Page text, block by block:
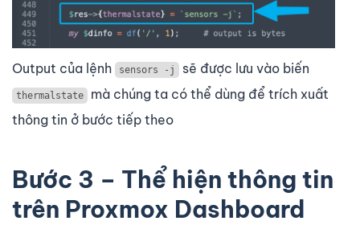
Output của lệnh sensors -j sẽ được lưu vào biến
thermalstate
mà chúng ta có thể dùng để trích xuất
thông tin ở bước tiếp theo
Bước 3 – Thể hiện thông tin
trên Proxmox Dashboard